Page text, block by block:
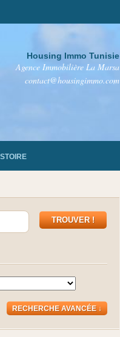
Housing Immo Tunisie
Agence Immobilière La Marsa
contact@housingimmo.com
RECHERCHE AVANCÉE ↓